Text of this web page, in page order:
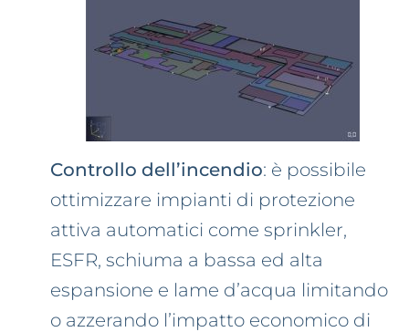
Controllo dell’incendio: è possibile
ottimizzare impianti di protezione
attiva automatici come sprinkler,
ESFR, schiuma a bassa ed alta
espansione e lame d’acqua limitando
o azzerando l’impatto economico di